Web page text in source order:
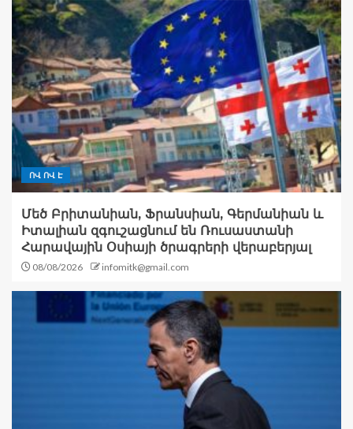
ՈՎ ՈՎ Է
Մեծ Բրիտանիան, Ֆրանսիան, Գերմանիան և
Իտալիան զգուշացնում են Ռուսաստանի
Հարավային Օսիայի ծրագրերի վերաբերյալ
08/08/2026 infomitk@gmail.com